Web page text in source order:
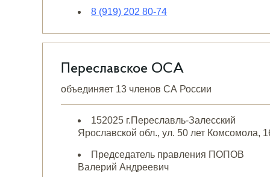
8 (919) 202 80-74
Переславское ОСА
объединяет 13 членов СА России
152025 г.Переславль-Залесский
Ярославской обл., ул. 50 лет Комсомола,
Председатель правления ПОПОВ
Валерий Андреевич